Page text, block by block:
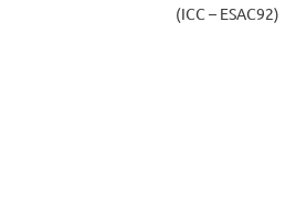
(ICC – ESAC92)